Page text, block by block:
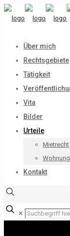
Über mich
Rechtsgebiete
Tätigkeit
Vita
Bilder
Urteile
Mietrecht
Kontakt
✕